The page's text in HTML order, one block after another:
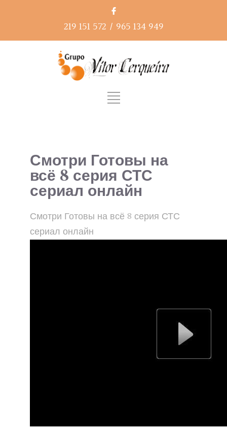
219 151 572 / 965 134 949
Смотри Готовы на
всё 8 серия СТС
сериал онлайн
Смотри Готовы на всё 8 серия СТС
сериал онлайн